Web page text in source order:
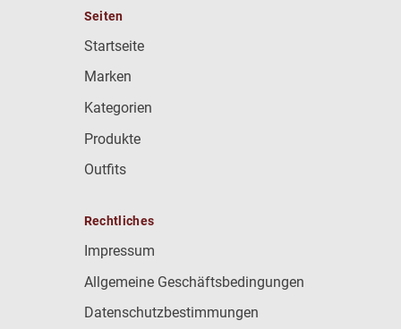
Seiten
Startseite
Marken
Kategorien
Produkte
Outfits
Rechtliches
Impressum
Allgemeine Geschäftsbedingungen
Datenschutzbestimmungen